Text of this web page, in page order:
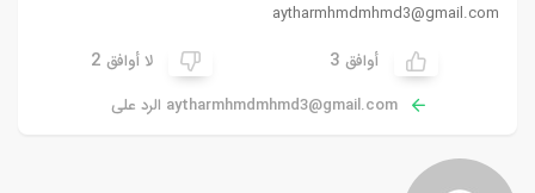
aytharmhmdmhmd3@gmail.com
أوافق 3 لا أوافق 2
aytharmhmdmhmd3@gmail.com الرد على